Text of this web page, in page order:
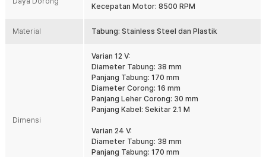
Bodi pompa sedot bensin dan oli ini terbuat dari material stainless
tidak perlu khawatir jika pompa akan rusak meskipun sering
Manfaatkan aki kendaraan Anda untuk memberikan daya listrik ke
pompa bensin ini. Anda bisa memilih varian 12 V atau 24 V sesuai
dengan aki yang Anda miliki. Jika sumber daya telah tersedia,
masukkan pompa ke dalam wadah berisi cairan, lalu hubungkan
selang ke corong pompa. Sambungkan jepit alligator ke aki dan
hidupkan pompa dengan switch yang tersedia.
Kelengkapan Produk
Kecepatan Motor: 8500 RPM
Material Tabung: Stainless Steel dan Plastik
Dimensi
Varian 12 V:
Diameter Tabung: 38 mm
Panjang Tabung: 170 mm
Diameter Corong: 16 mm
Panjang Leher Corong: 30 mm
Panjang Kabel: Sekitar 2.1 M
Varian 24 V:
Diameter Tabung: 38 mm
Panjang Tabung: 170 mm